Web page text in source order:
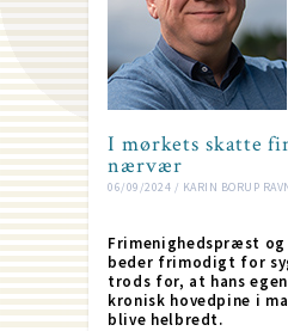
I mørkets skatte
nærvær
06/09/2024 / KARIN BORUP
Frimenighedspræst
beder frimodigt for
trods for, at hans
kronisk hovedpine i
blive helbredt.